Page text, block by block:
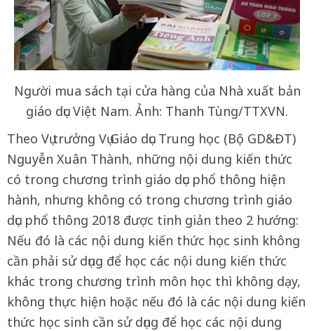
Người mua sách tại cửa hàng của Nhà xuất bản
giáo dục Việt Nam. Ảnh: Thanh Tùng/TTXVN.
Theo Vụ trưởng Vụ Giáo dục Trung học (Bộ GD&ĐT)
Nguyễn Xuân Thành, những nội dung kiến thức
có trong chương trình giáo dục phổ thông hiện
hành, nhưng không có trong chương trình giáo
dục phổ thông 2018 được tinh giản theo 2 hướng:
Nếu đó là các nội dung kiến thức học sinh không
cần phải sử dụng để học các nội dung kiến thức
khác trong chương trình môn học thì không dạy,
không thực hiện hoặc nếu đó là các nội dung kiến
thức học sinh cần sử dụng để học các nội dung